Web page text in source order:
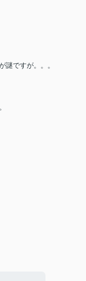
謎ですが。。。